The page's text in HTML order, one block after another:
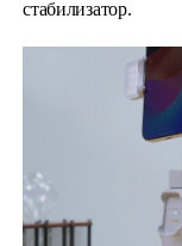
стабилизатор.